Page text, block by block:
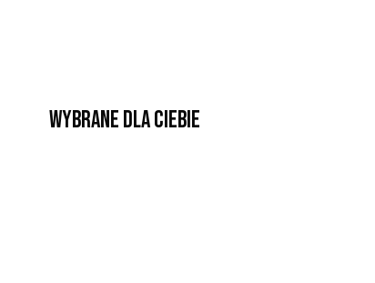
Wybrane dla Ciebie